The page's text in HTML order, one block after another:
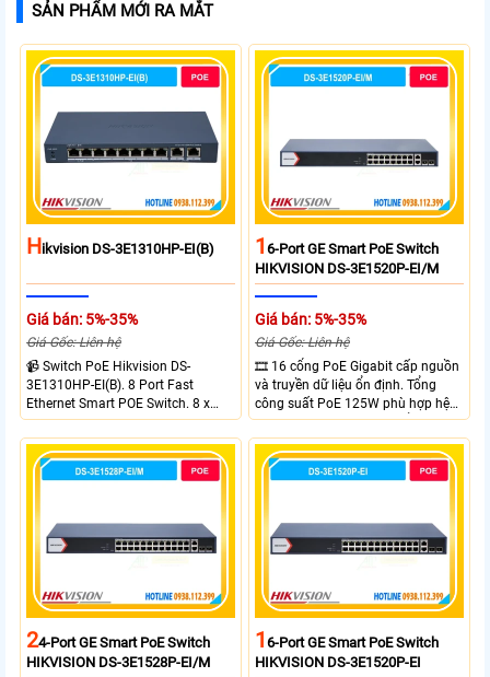
SẢN PHẨM MỚI RA MẮT
HIkvision DS-3E1310HP-EI(B)
Giá bán: 5%-35%
Giá Gốc: Liên hệ
📹 Switch PoE Hikvision DS-
3E1310HP-EI(B). 8 Port Fast
Ethernet Smart POE Switch. 8 x
10/100M PoE Ports, 2 x Gigabit
Uplink Ports.
16-Port GE Smart PoE Switch
HIKVISION DS-3E1520P-EI/M
Giá bán: 5%-35%
Giá Gốc: Liên hệ
🎞 16 cổng PoE Gigabit cấp nguồn
và truyền dữ liệu ổn định. Tổng
công suất PoE 125W phù hợp hệ
thống camera IP vừa. 2 cổng RJ45
Gigabit và 2 cổng quang SFP mở
rộng linh hoạt. Hỗ trợ truyền PoE
xa tối đa lên đến 300 mét.
24-Port GE Smart PoE Switch
HIKVISION DS-3E1528P-EI/M
16-Port GE Smart PoE Switch
HIKVISION DS-3E1520P-EI